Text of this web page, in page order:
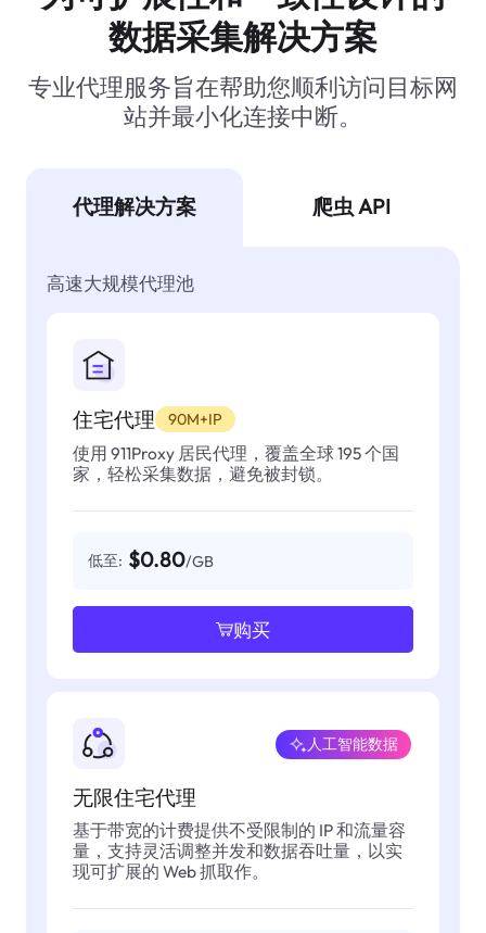
数据采集解决方案
专业代理服务旨在帮助您顺利访问目标网
站并最小化连接中断。
代理解决方案 爬虫 API
高速大规模代理池
住宅代理 90M+IP
使用 911Proxy 居民代理，覆盖全球 195 个国
家，轻松采集数据，避免被封锁。
低至: $0.80/GB
购买
无限住宅代理
人工智能数据
基于带宽的计费提供不受限制的 IP 和流量容
量，支持灵活调整并发和数据吞吐量，以实
现可扩展的 Web 抓取作。